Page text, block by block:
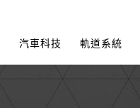
汽車科技 軌道系統